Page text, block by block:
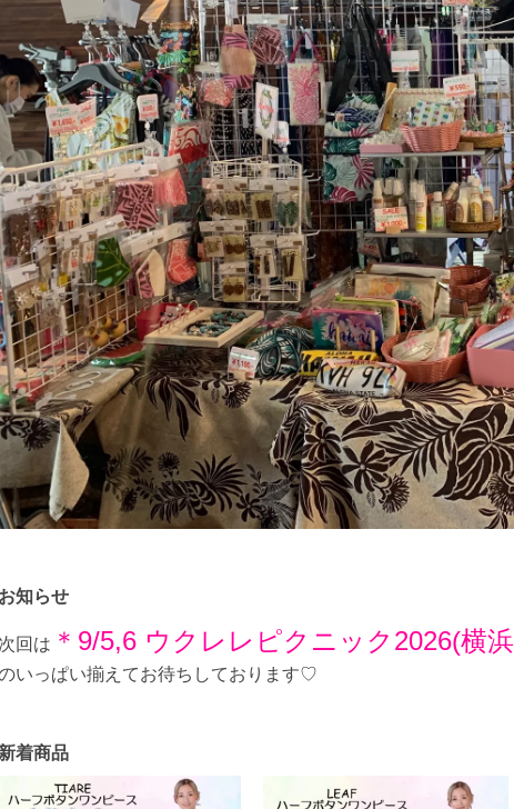
お知らせ
次回は ＊9/5,6 ウクレレピクニック2026(横
いっぱい揃えてお待ちしております♡
新着商品